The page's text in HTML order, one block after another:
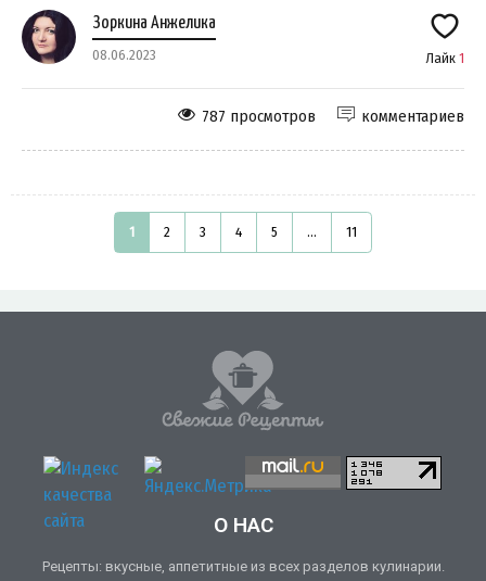
Зоркина Анжелика
08.06.2023 Лайк 1
комментариев
787 просмотров
1 2 3 4 5 ... 11
О НАС
Рецепты: вкусные, аппетитные из всех разделов кулинарии.